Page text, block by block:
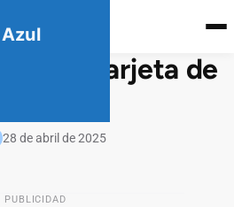
de la tarjeta de
28 de abril de 2025
PUBLICIDAD